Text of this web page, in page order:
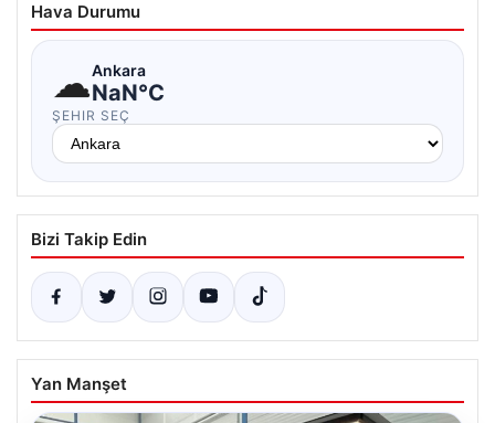
Hava Durumu
☁Ankara
NaN°C
ŞEHIR SEÇ
Bizi Takip Edin
Yan Manşet